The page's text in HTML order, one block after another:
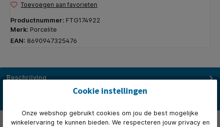
Toevoegen aan favorieten
Productnummer: FTG174922
Merk: Porcelite
EAN: 8690947325476
Beschrijving
Porcelite biedt een krachtige combinatie van assortiment uitstraling
Over het merk
Cookie instellingen
Onze webshop gebruikt cookies om jou de best mogelijke
winkelervaring te kunnen bieden. We respecteren jouw privacy en